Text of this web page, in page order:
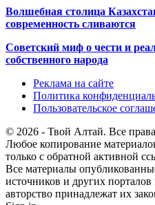
Волшебная столица
современность сливаются
Советский миф о чести и
собственного народа
Реклама на сайте
Политика
Пользовательское
© 2026 - Твой Алтай. Все
Любое копирование
только с обратной активной
Все материалы
источников и других порталов
авторство принадлежат их